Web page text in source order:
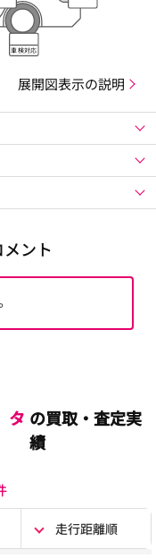
車検対応
展開図表示の説明
ント
タ の買取・査定実
績
走行距離順